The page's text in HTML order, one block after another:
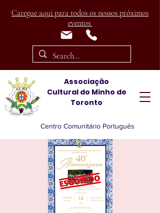
Caregue aqui para todos os nossos próximos
eventos
Associação
Cultural do Minho de
Toronto
Centro Comunitário Português